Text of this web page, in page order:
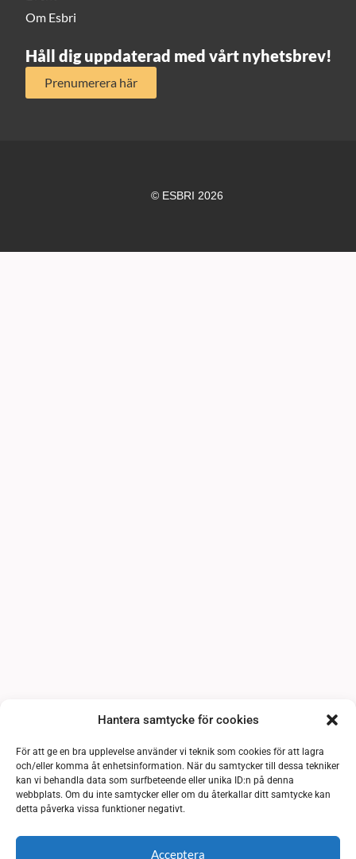
Hantera samtycke för cookies
För att ge en bra upplevelse använder vi teknik som cookies för att lagra
och/eller komma åt enhetsinformation. När du samtycker till dessa tekniker
kan vi behandla data som surfbeteende eller unika ID:n på denna
webbplats. Om du inte samtycker eller om du återkallar ditt samtycke kan
detta påverka vissa funktioner negativt.
Acceptera
Om Esbri
Håll dig uppdaterad med vårt nyhetsbrev!
Prenumerera här
© ESBRI 2026